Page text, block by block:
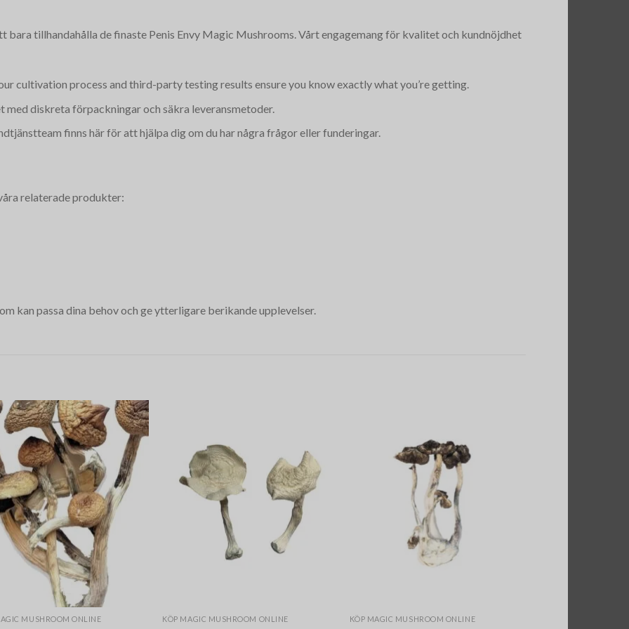
bara tillhandahålla de finaste Penis Envy Magic Mushrooms. Vårt engagemang för kvalitet och kundnöjdhet
cultivation process and third-party testing results ensure you know exactly what you’re getting.
diskreta förpackningar och säkra leveransmetoder.
finns här för att hjälpa dig om du har några frågor eller funderingar.
relaterade produkter:
kan passa dina behov och ge ytterligare berikande upplevelser.
MUSHROOM ONLINE KÖP MAGIC MUSHROOM ONLINE KÖP MAGIC MUSHROOM ONLINE